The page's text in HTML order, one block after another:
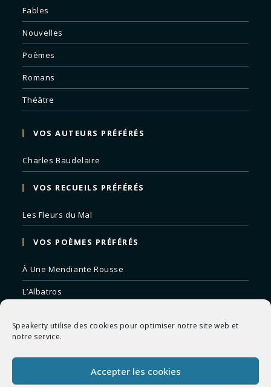
Speakerty utilise des cookies pour optimiser notre site web et
notre service.
Accepter les cookies
Fables
Nouvelles
Poèmes
Romans
Théâtre
VOS AUTEURS PRÉFÉRÉS
Charles Baudelaire
VOS RECUEILS PRÉFÉRÉS
Les Fleurs du Mal
VOS POÈMES PRÉFÉRÉS
À Une Mendiante Rousse
L’Albatros
Remords Posthume
La Mort des Artistes